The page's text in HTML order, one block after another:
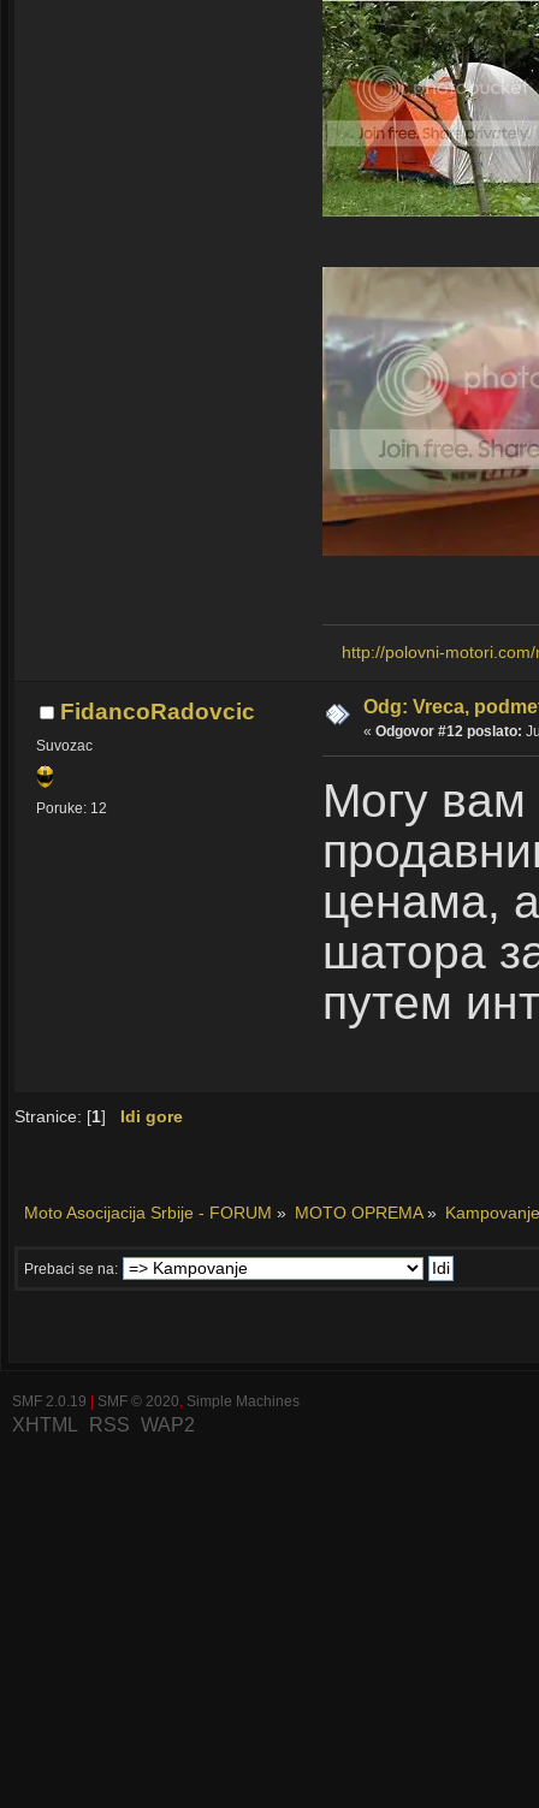
http://polovni-
FidancoRadovcic
Suvozac
Poruke: 12
Odg: Vreca,
« Odgovor #12 poslato:
Могу вам
ценама,
шатора
путем
Stranice: [1] Idi gore
Moto Asocijacija Srbije - FORUM » MOTO OPREMA»
Prebaci se na:
SMF 2.0.19 SMF © 2020, Simple Machines
XHTML RSS WAP2